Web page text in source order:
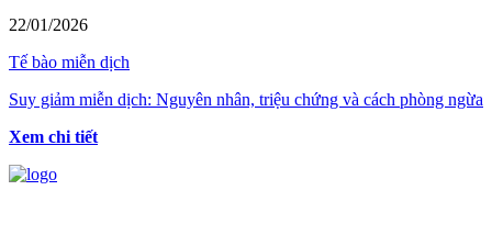
22/01/2026
Tế bào miễn dịch
Suy giảm miễn dịch: Nguyên nhân, triệu chứng và cách phòng ngừa
Xem chi tiết